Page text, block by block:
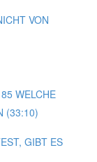
VON
WELCHE
(33:10)
GIBT ES